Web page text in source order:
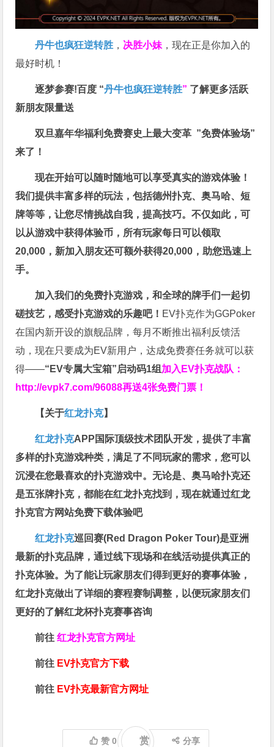
丹牛也疯狂逆转胜 ， 决胜小妹 ，现在正是你加入的
最好时机！
逐梦参赛!百度 “丹牛也疯狂逆转胜” 了解更多活跃
新朋友限量送
双旦嘉年华福利免费赛史上最大变革 ”免费体验场”
来了！
现在开始可以随时随地可以享受真实的游戏体验！
我们提供丰富多样的玩法，包括德州扑克、奥马哈、短
牌等等，让您尽情挑战自我，提高技巧。不仅如此，可
以从游戏中获得体验币，所有玩家每日可以领取
20,000，新加入朋友还可额外获得20,000，助您迅速上
手。
加入我们的免费扑克游戏，和全球的牌手们一起切
磋技艺，感受扑克游戏的乐趣吧！ EV扑克作为GGPoker
在国内新开设的旗舰品牌，每月不断推出福利反馈活
动，现在只要成为EV新用户，达成免费赛任务就可以获
得——“EV专属大宝箱”启动码1组 加入EV扑克战队：
http://evpk7.com/96088再送4张免费门票！
【关于红龙扑克】
红龙扑克APP国际顶级技术团队开发，提供了丰富
多样的扑克游戏种类，满足了不同玩家的需求，您可以
沉浸在您最喜欢的扑克游戏中。无论是、奥马哈扑克还
是五张牌扑克，都能在红龙扑克找到，现在就通过红龙
扑克官方网站免费下载体验吧
红龙扑克巡回赛​(Red Dragon Poker Tour)是亚洲
最新的扑克品牌，通过线下现场和在线活动提供真正的
扑克体验。为了能让玩家朋友们得到更好的赛事体验，
红龙扑克做出了详细的赛程赛制调整，以便玩家朋友们
更好的了解红龙杯扑克赛事咨询
前往红龙扑克官方网址
前往 EV扑克官方下载
前往 EV扑克最新官方网址
赞0 赏 分享